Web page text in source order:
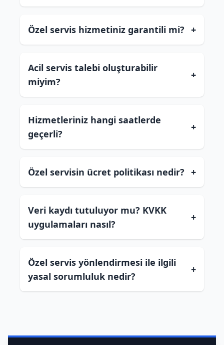
Özel servis hizmetiniz garantili mi? +
Acil servis talebi oluşturabilir
miyim?
+
Hizmetleriniz hangi saatlerde
geçerli?
+
Özel servisin ücret politikası nedir? +
Veri kaydı tutuluyor mu? KVKK
uygulamaları nasıl?
+
Özel servis yönlendirmesi ile ilgili
yasal sorumluluk nedir?
+